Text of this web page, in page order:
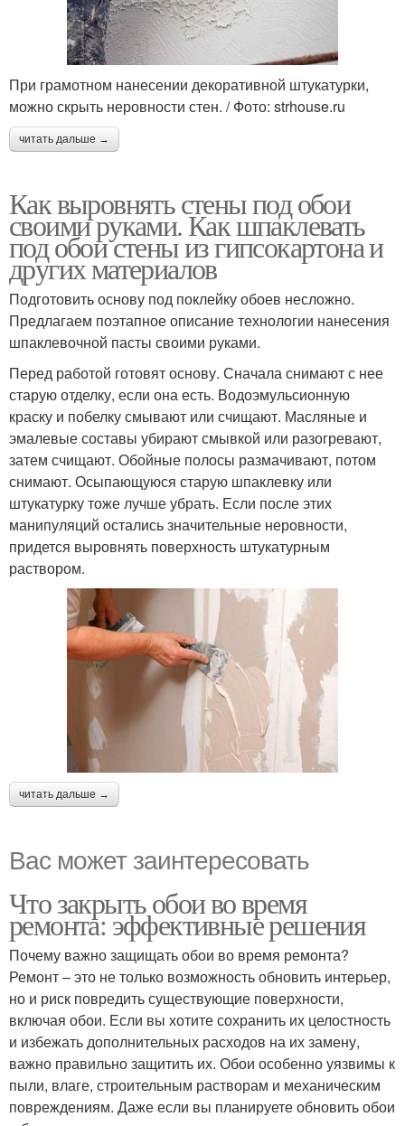
При грамотном нанесении декоративной штукатурки,
можно скрыть неровности стен. / Фото: strhouse.ru
читать дальше →
Как выровнять стены под обои
своими руками. Как шпаклевать
под обои стены из гипсокартона и
других материалов
Подготовить основу под поклейку обоев несложно.
Предлагаем поэтапное описание технологии нанесения
шпаклевочной пасты своими руками.
Перед работой готовят основу. Сначала снимают с нее
старую отделку, если она есть. Водоэмульсионную
краску и побелку смывают или счищают. Масляные и
эмалевые составы убирают смывкой или разогревают,
затем счищают. Обойные полосы размачивают, потом
снимают. Осыпающуюся старую шпаклевку или
штукатурку тоже лучше убрать. Если после этих
манипуляций остались значительные неровности,
придется выровнять поверхность штукатурным
раствором.
читать дальше →
Вас может заинтересовать
Что закрыть обои во время
ремонта: эффективные решения
Почему важно защищать обои во время ремонта?
Ремонт – это не только возможность обновить интерьер,
но и риск повредить существующие поверхности,
включая обои. Если вы хотите сохранить их целостность
и избежать дополнительных расходов на их замену,
важно правильно защитить их. Обои особенно уязвимы к
пыли, влаге, строительным растворам и механическим
повреждениям. Даже если вы планируете обновить обои